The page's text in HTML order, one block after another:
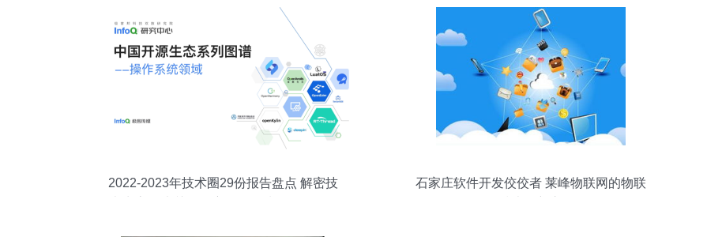
2022-2023年技术圈29份报告盘点 解密技
石家庄软件开发佼佼者 莱峰物联网的物联